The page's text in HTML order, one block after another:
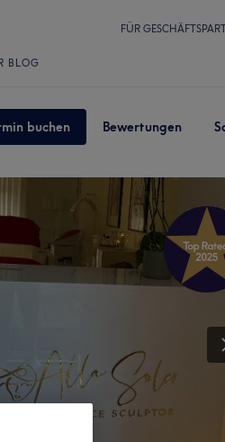
FÜR
BLOG
buchen Bewertungen